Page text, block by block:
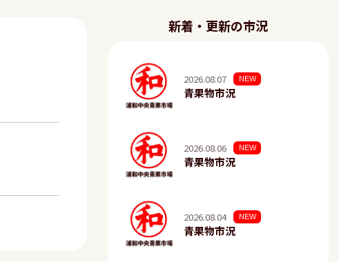
新着・更新の市況
2026.08.07 NEW
青果物市況
2026.08.06 NEW
青果物市況
2026.08.04 NEW
青果物市況